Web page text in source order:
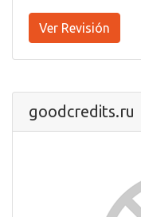
Ver Revisión
goodcredits.ru